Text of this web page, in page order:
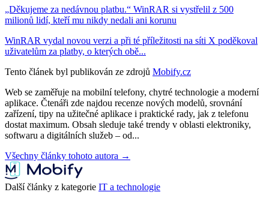
„Děkujeme za nedávnou platbu.“ WinRAR si vystřelil z 500
milionů lidí, kteří mu nikdy nedali ani korunu
WinRAR vydal novou verzi a při té příležitosti na síti X poděkoval
uživatelům za platby, o kterých obě...
Tento článek byl publikován ze zdrojů Mobify.cz
Web se zaměřuje na mobilní telefony, chytré technologie a moderní
aplikace. Čtenáři zde najdou recenze nových modelů, srovnání
zařízení, tipy na užitečné aplikace i praktické rady, jak z telefonu
dostat maximum. Obsah sleduje také trendy v oblasti elektroniky,
softwaru a digitálních služeb – od...
Všechny články tohoto autora →
Další články z kategorie IT a technologie